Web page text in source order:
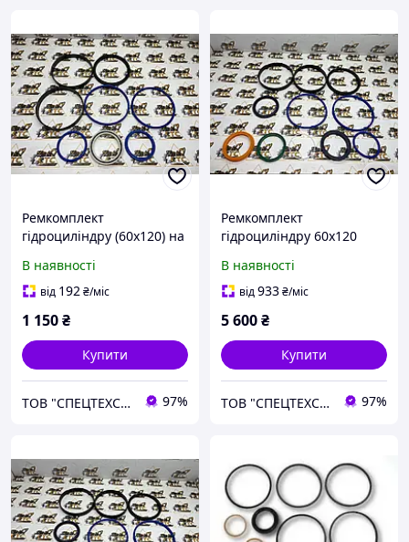
Ремкомплект
гідроциліндру (60x120) на
навантажувач JCB номер
991/00158
В наявності
від 192₴/міс
1 150₴
Купити
ТОВ "СПЕЦТЕХСЕРВИС+" 97%
Ремкомплект
гідроциліндру 60х120
телескопічного
навантажувача JCB номер
В наявності
від933₴/міс
5 600₴
Купити
ТОВ "СПЕЦТЕХСЕРВИС+" 97%